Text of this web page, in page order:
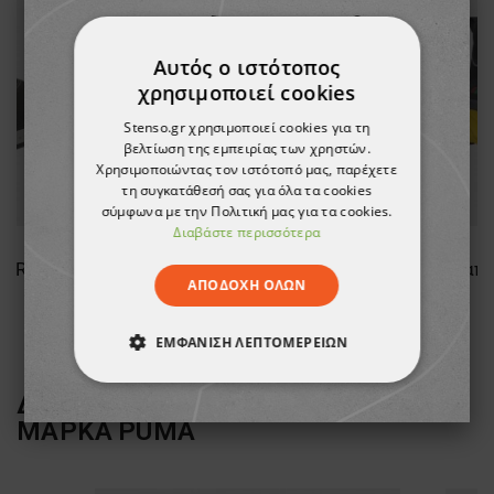
123,01 €
ΔΕΙΤΕ ΠΕΡΙΣΣΟΤΕΡΑ ΑΠΟ ΤΗ
ΜΑΡΚΑPUMA
Αυτός ο ιστότοπος
χρησιμοποιεί cookies
Stenso.gr χρησιμοποιεί cookies για τη
βελτίωση της εμπειρίας των χρηστών.
Χρησιμοποιώντας τον ιστότοπό μας, παρέχετε
τη συγκατάθεσή σας για όλα τα cookies
σύμφωνα με την Πολιτική μας για τα cookies.
Διαβάστε περισσότερα
ΑΠΟΔΟΧΉ ΌΛΩΝ
ΕΜΦΆΝΙΣΗ ΛΕΠΤΟΜΕΡΕΙΏΝ
ΑΠΟΛΎΤΩΣ ΑΠΑΡΑΊΤΗΤΑ
ΑΠΌΔΟΣΗΣ